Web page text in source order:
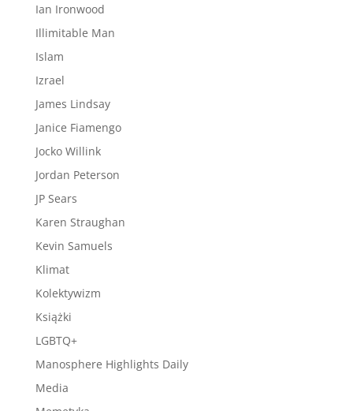
Ian Ironwood
Illimitable Man
Islam
Izrael
James Lindsay
Janice Fiamengo
Jocko Willink
Jordan Peterson
JP Sears
Karen Straughan
Kevin Samuels
Klimat
Kolektywizm
Książki
LGBTQ+
Manosphere Highlights Daily
Media